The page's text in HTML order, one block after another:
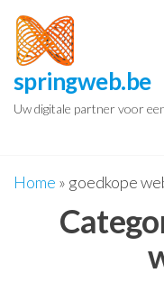
Spring
naar
de
inhoud
springweb.be
Uw digitale partner voor
Home » goedkope